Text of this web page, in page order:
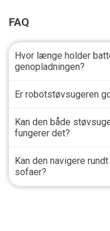
FAQ
Hvor længe holder
genopladningen?
Er robotstøvsugeren
Kan den både
fungerer det?
Kan den navigere
sofaer?